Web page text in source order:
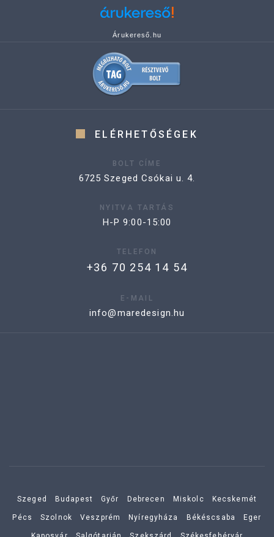
Árukereső.hu
ELÉRHETŐSÉGEK
BOLT CÍME
6725 Szeged Csókai u. 4.
NYITVA TARTÁS
H-P 9:00-15:00
TELEFON
+36 70 254 14 54
E-MAIL
info@maredesign.hu
Szeged Budapest Győr Debrecen Miskolc Kecskemét
Pécs Szolnok Veszprém Nyíregyháza Békéscsaba Eger